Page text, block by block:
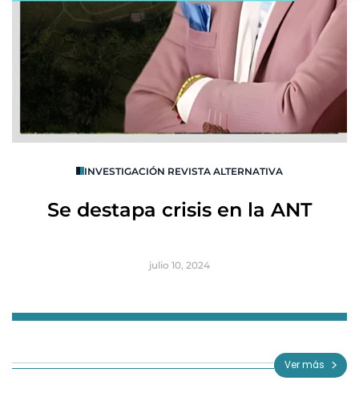
INVESTIGACIÓN REVISTA ALTERNATIVA
Se destapa crisis en la ANT
julio 10, 2024
3
Ver más